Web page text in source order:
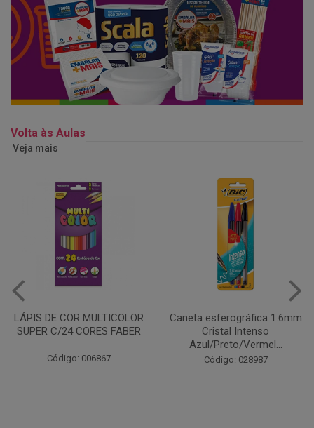
Volta às Aulas
Veja mais
Caneta esferográfica 1.6mm
Cristal Intenso
Código: 028987
COLA EM BASTÃO 40G - LEO
& LEO
Código: 028164